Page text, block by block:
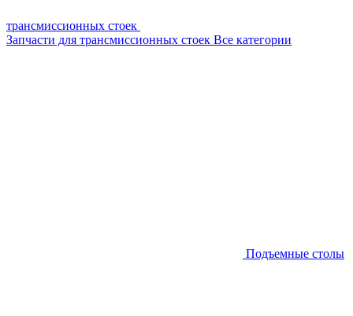
трансмиссионных стоек
Запчасти для трансмиссионных стоек Все категории
Подъемные столы